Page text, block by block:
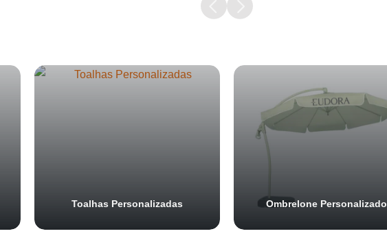
Toalhas Personalizadas Ombrelone Personalizado